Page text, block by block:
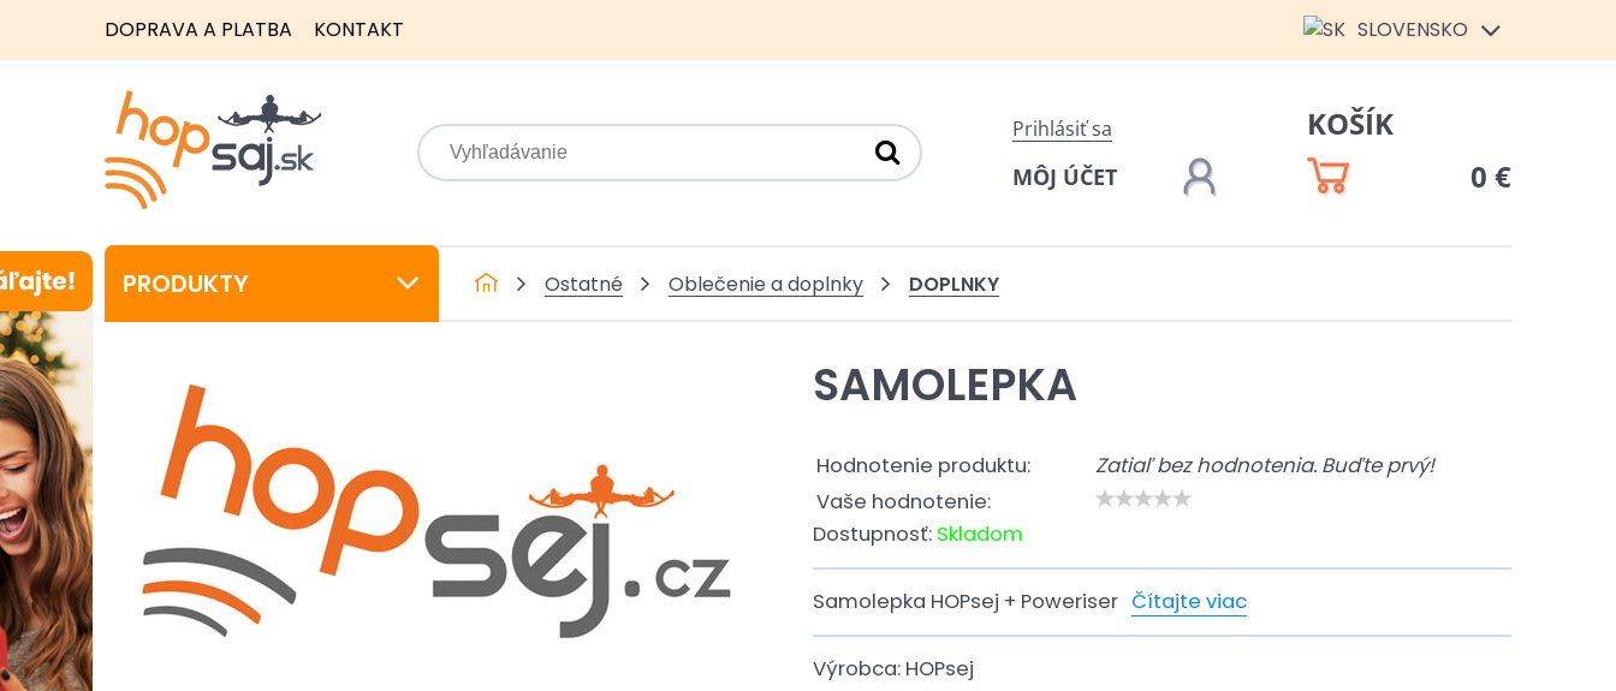
DOPRAVA A PLATBA KONTAKT SLOVENSKO
Prihlásiť sa
MÔJ ÚČET
KOŠÍK
0 €
PRODUKTY Ostatné Oblečenie a doplnky DOPLNKY
SAMOLEPKA
Hodnotenie produktu:
Zatiaľ bez hodnotenia. Buďte prvý!
Vaše hodnotenie:
Dostupnosť: Skladom
Samolepka HOPsej + Poweriser Čítajte viac
Výrobca: HOPsej